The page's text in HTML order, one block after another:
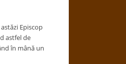
Episcop
astfel de
în mână un